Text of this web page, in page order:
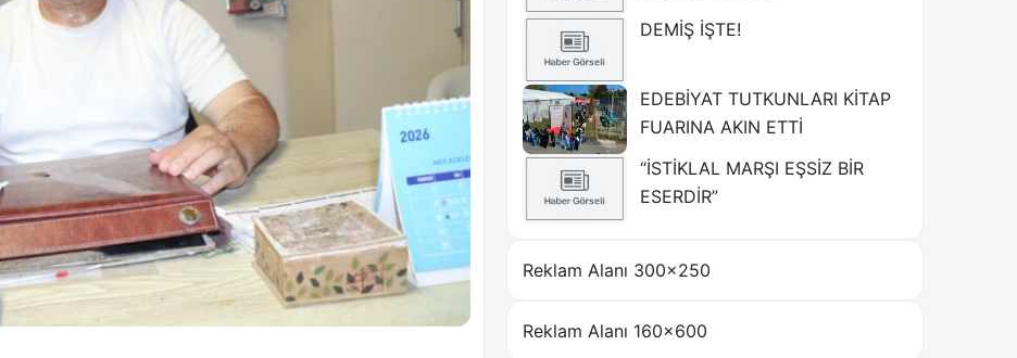
DEMİŞ İŞTE!
EDEBİYAT TUTKUNLARI KİTAP
FUARINA AKIN ETTİ
“İSTİKLAL MARŞI EŞSİZ BİR
ESERDİR”
Reklam Alanı 300×250
Reklam Alanı 160×600